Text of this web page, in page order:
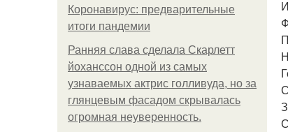
Коронавирус: предварительные
итоги пандемии
Ранняя слава сделала Скарлетт
йоханссон одной из самых
узнаваемых актрис голливуда, но за
глянцевым фасадом скрывалась
огромная неуверенность.